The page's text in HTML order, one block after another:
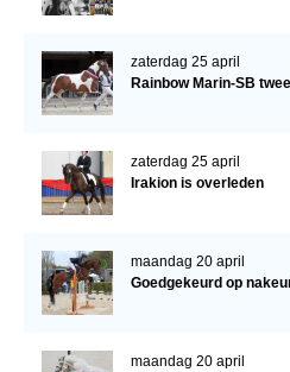
Word vrijiwilliger
KALENDER
Evenementen
zaterdag 25 april
Rainbow Marin-SB
zaterdag 25 april
Irakion is overleden
maandag 20 april
Goedgekeurd op
maandag 20 april